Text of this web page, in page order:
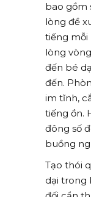
bao gồm
lòng đề
tiếng mỗi
lòng
đến bé
đến.
im tĩnh,
tiếng ồn.
đông số
buồng
Tạo thói
dại trong